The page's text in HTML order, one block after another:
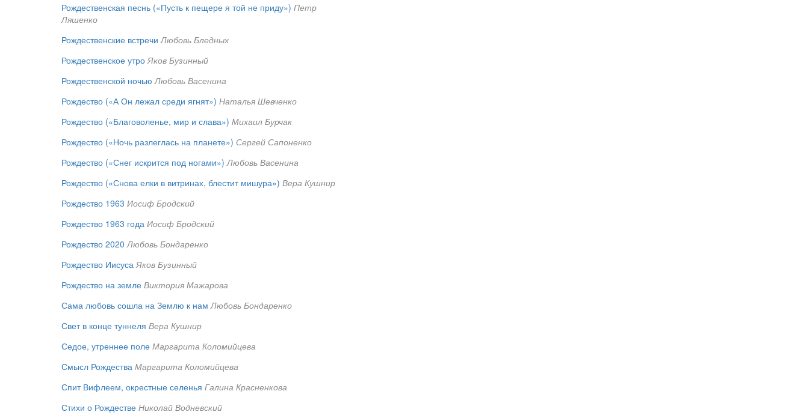
Рождественская песнь («Пусть к пещере я той не приду») Петр
Ляшенко
Рождественские встречи Любовь Бледных
Рождественское утро Яков Бузинный
Рождественской ночью Любовь Васенина
Рождество («А Он лежал среди ягнят») Наталья Шевченко
Рождество («Благоволенье, мир и слава») Михаил Бурчак
Рождество («Ночь разлеглась на планете») Сергей Сапоненко
Рождество («Снег искрится под ногами») Любовь Васенина
Рождество («Снова елки в витринах, блестит мишура») Вера Кушнир
Рождество 1963 Иосиф Бродский
Рождество 1963 года Иосиф Бродский
Рождество 2020 Любовь Бондаренко
Рождество Иисуса Яков Бузинный
Рождество на земле Виктория Мажарова
Сама любовь сошла на Землю к нам Любовь Бондаренко
Свет в конце туннеля Вера Кушнир
Седое, утреннее поле Маргарита Коломийцева
Смысл Рождества Маргарита Коломийцева
Спит Вифлеем, окрестные селенья Галина Красненкова
Стихи о Рождестве Николай Водневский